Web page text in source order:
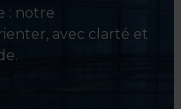
: notre
avec clarté et